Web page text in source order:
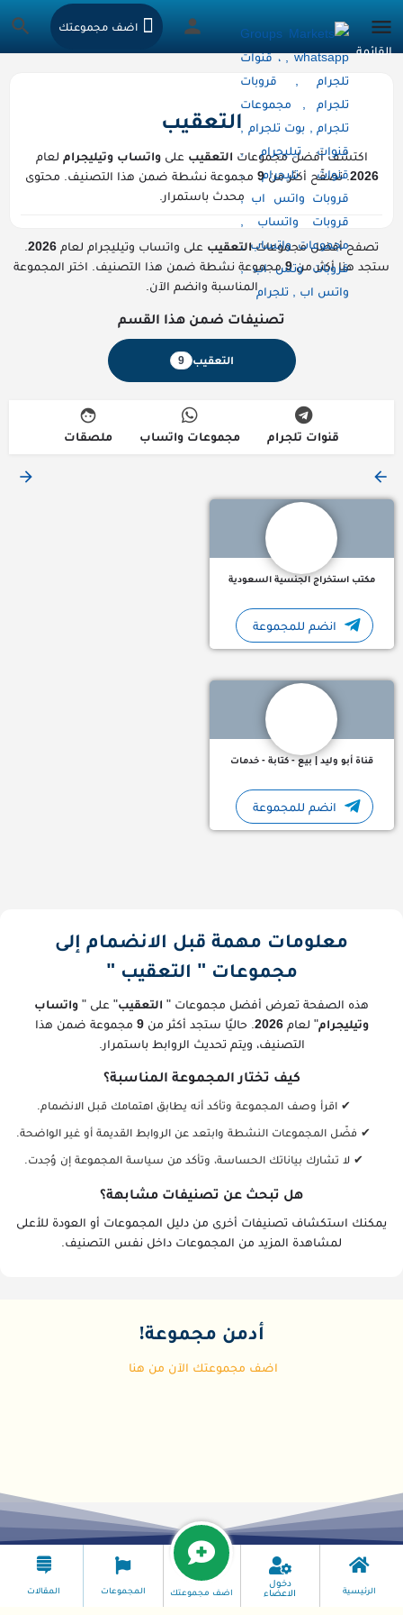
اضف مجموعتك
التعقيب
اكتشف أفضل مجموعات التعقيب علىواتساب وتيليجرام لعام
2026. تصفّح أكثر من9 مجموعة نشطة ضمن هذا التصنيف. محتوى
محدث باستمرار.
تصفح أفضل مجموعاتالتعقيب على واتساب وتيليجرام لعام 2026
ستجد هنا أكثر من9مجموعة نشطة ضمن هذا التصنيف. اختر المجموعة
المناسبة وانضم الآن.
تصنيفات ضمن هذا القسم
التعقيب 9
قنوات تلجرام مجموعات واتساب ملصقات
مكتب استخراج الجنسية السعودية
انضم للمجموعة
قناة أبو وليد | بيع - كتابة - خدمات
✅ قناة جديدة ومميزة تقدم خدمات متنوعة لكل مهتم ومحتاج:
انضم للمجموعة
معلومات مهمة قبل الانضمام إلى
مجموعات " التعقيب "
هذه الصفحة تعرض أفضل مجموعات " التعقيب" على " واتساب
وتيليجرام" لعام2026 . حاليًا ستجد أكثر من9 مجموعة ضمن هذا
التصنيف، ويتم تحديث الروابط باستمرار.
كيف تختار المجموعة المناسبة؟
✔ اقرأ وصف المجموعة وتأكد أنه يطابق اهتمامك قبل الانضمام.
✔ فضّل المجموعات النشطة وابتعد عن الروابط القديمة أو غير الواضحة.
✔ لا تشارك بياناتك الحساسة، وتأكد من سياسة المجموعة إن وُجدت.
هل تبحث عن تصنيفات مشابهة؟
يمكنك استكشاف تصنيفات أخرى من دليل المجموعات أو العودة للأعلى
لمشاهدة المزيد من المجموعات داخل نفس التصنيف.
أدمن مجموعة!
اضف مجموعتك الآن من هنا
الرئيسية
دخول
الاعضاء
اضف مجموعتك المجموعات المقالات